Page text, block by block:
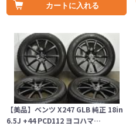
カートに入れる
【美品】ベンツ X247 GLB 純正 18in
6.5J +44 PCD112 ヨコハマ…